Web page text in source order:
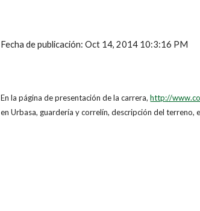
Fecha de publicación: Oct 14, 2014 10:3:16 PM
En la página de presentación de la carrera,http://
en Urbasa, guardería y correlín, descripción del terreno,